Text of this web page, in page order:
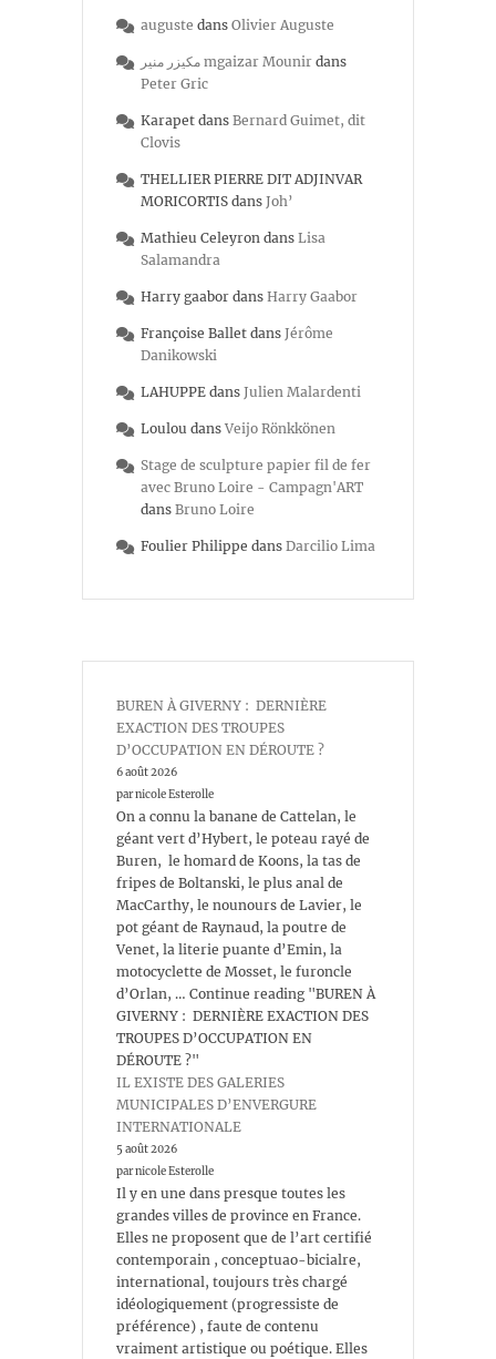
auguste dans Olivier Auguste
مكيزر منير mgaizar Mounir dans
Peter Gric
Karapet dans Bernard Guimet, dit
Clovis
THELLIER PIERRE DIT ADJINVAR
MORICORTIS dans Joh’
Mathieu Celeyron dans Lisa
Salamandra
Harry gaabor dans Harry Gaabor
Françoise Ballet dans Jérôme
Danikowski
LAHUPPE dans Julien Malardenti
Loulou dans Veijo Rönkkönen
Stage de sculpture papier fil de fer
avec Bruno Loire - Campagn'ART
dans Bruno Loire
Foulier Philippe dans Darcilio Lima
BUREN À GIVERNY : DERNIÈRE
EXACTION DES TROUPES
D’OCCUPATION EN DÉROUTE ?
6 août 2026
par nicole Esterolle
On a connu la banane de Cattelan, le
géant vert d’Hybert, le poteau rayé de
Buren, le homard de Koons, la tas de
fripes de Boltanski, le plus anal de
MacCarthy, le nounours de Lavier, le
pot géant de Raynaud, la poutre de
Venet, la literie puante d’Emin, la
motocyclette de Mosset, le furoncle
d’Orlan, … Continue reading "BUREN À
GIVERNY : DERNIÈRE EXACTION DES
TROUPES D’OCCUPATION EN
DÉROUTE ?"
IL EXISTE DES GALERIES
MUNICIPALES D’ENVERGURE
INTERNATIONALE
5 août 2026
par nicole Esterolle
Il y en une dans presque toutes les
grandes villes de province en France.
Elles ne proposent que de l’art certifié
contemporain , conceptuao-bicialre,
international, toujours très chargé
idéologiquement (progressiste de
préférence) , faute de contenu
vraiment artistique ou poétique. Elles